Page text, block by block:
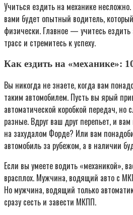
Учиться ездить на механике
вами будет опытный водитель,
физически. Главное — учитесь
трасс и стремитесь к успеху.
Как ездить на «механике»:
Вы никогда не знаете, когда вам
таким автомобилем. Пусть вы ярый
автоматической коробкой передач, но
разные. Вдруг ваш друг перепьет, и
на захудалом Форде? Или вам
автомобиль за рубежом, а в наличии
Если вы умеете водить «механикой»,
врасплох. Мужчина, водящий авто с
Но мужчина, водящий только
сразу сесть и завести МКПП.